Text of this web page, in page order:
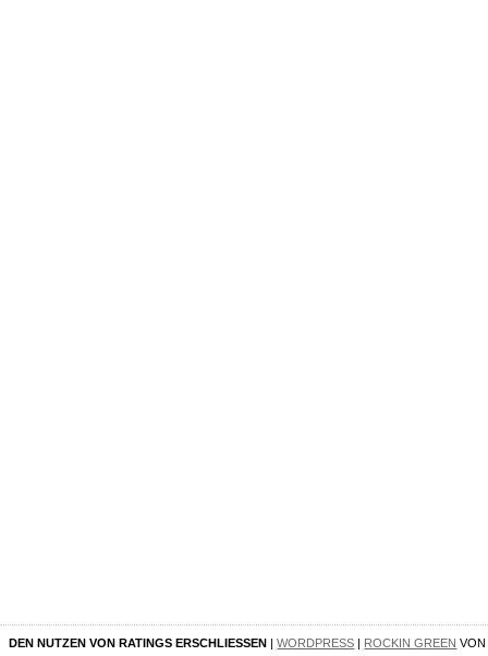
DEN NUTZEN VON RATINGS ERSCHLIESSEN |WORDPRESS | ROCKIN GREEN